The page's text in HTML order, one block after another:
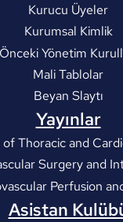
Kurucu Üyeler
Kurumsal Kimlik
Önceki Yönetim
Mali Tablolar
Beyan Slaytı
Yayınlar
Thoracic and
Surgery and
Perfusion
Asistan